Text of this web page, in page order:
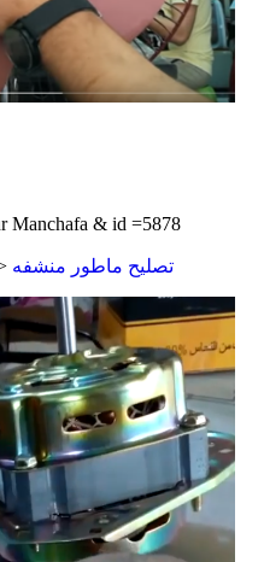
Manchafa & id =5878
تصليح ماطور منشفه